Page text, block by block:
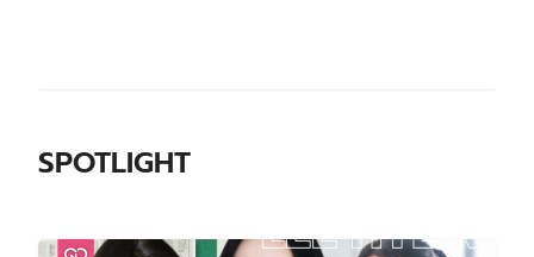
SPOTLIGHT